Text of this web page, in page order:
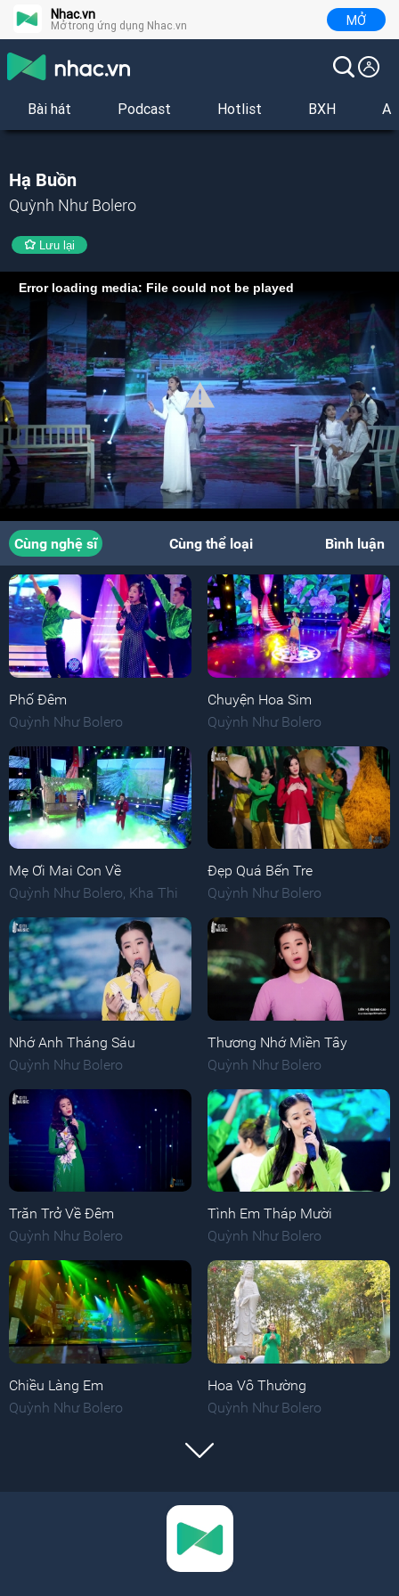
Nhac.vn
Mở trong ứng dụng Nhac.vn MỞ
Bài hát Podcast Hotlist BXH
Hạ Buồn
Quỳnh Như Bolero
Lưu lại
Error loading media: File could not be played
Cùng nghệ sĩ Cùng thể loại Bình luận
Phố Đêm
Quỳnh Như Bolero
Chuyện Hoa Sim
Quỳnh Như Bolero
Mẹ Ơi Mai Con Về
Quỳnh Như Bolero, Kha Thi
Đẹp Quá Bến Tre
Quỳnh Như Bolero
Nhớ Anh Tháng Sáu
Quỳnh Như Bolero
Thương Nhớ Miền Tây
Quỳnh Như Bolero
Trăn Trở Về Đêm
Quỳnh Như Bolero
Tình Em Tháp Mười
Quỳnh Như Bolero
Chiều Làng Em
Quỳnh Như Bolero
Hoa Vô Thường
Quỳnh Như Bolero